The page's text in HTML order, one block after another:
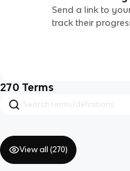
Send a link to
track their
270 Terms
View all (270)